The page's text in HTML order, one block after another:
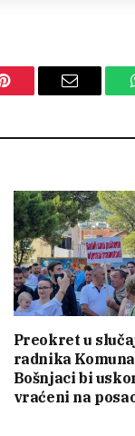
Pinterest Email
Preokret u
radnika
Bošnjaci bi
vraćeni na